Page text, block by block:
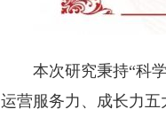
本次研究秉持“科
运营服务力、成长力